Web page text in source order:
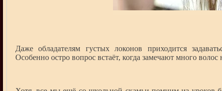
Даже обладателям густых локонов приходится
Особенно остро вопрос встаёт, когда замечают много